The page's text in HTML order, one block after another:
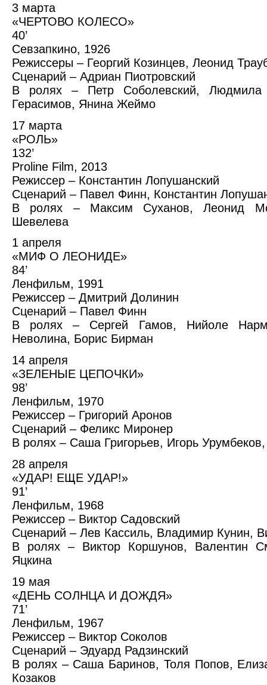
3 марта
«ЧЕРТОВО КОЛЕСО»
40’
Севзапкино, 1926
Режиссеры – Георгий Козинцев, Леонид
Сценарий – Адриан Пиотровский
В ролях – Петр Соболевский, Людмила
Герасимов, Янина Жеймо
17 марта
«РОЛЬ»
132’
Proline Film, 2013
Режиссер – Константин Лопушанский
Сценарий – Павел Финн, Константин
В ролях – Максим Суханов, Леонид
Шевелева
1 апреля
«МИФ О ЛЕОНИДЕ»
84’
Ленфильм, 1991
Режиссер – Дмитрий Долинин
Сценарий – Павел Финн
В ролях – Сергей Гамов, Нийоле
Неволина, Борис Бирман
14 апреля
«ЗЕЛЕНЫЕ ЦЕПОЧКИ»
98’
Ленфильм, 1970
Режиссер – Григорий Аронов
Сценарий – Феликс Миронер
В ролях – Саша Григорьев, Игорь
28 апреля
«УДАР! ЕЩЕ УДАР!»
91’
Ленфильм, 1968
Режиссер – Виктор Садовский
Сценарий – Лев Кассиль, Владимир Кунин,
В ролях – Виктор Коршунов, Валентин
Яцкина
19 мая
«ДЕНЬ СОЛНЦА И ДОЖДЯ»
71’
Ленфильм, 1967
Режиссер – Виктор Соколов
Сценарий – Эдуард Радзинский
В ролях – Саша Баринов, Толя Попов,
Козаков